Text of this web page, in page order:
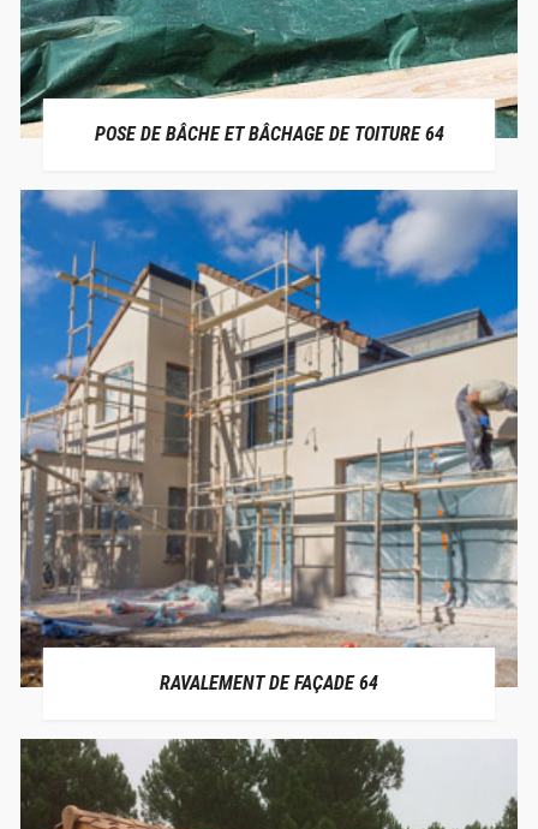
POSE DE BÂCHE ET BÂCHAGE DE TOITURE 64
RAVALEMENT DE FAÇADE 64